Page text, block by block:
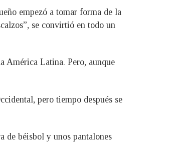
empezó a tomar forma de la
se convirtió en todo un
América Latina. Pero, aunque
pero tiempo después se
de béisbol y unos pantalones